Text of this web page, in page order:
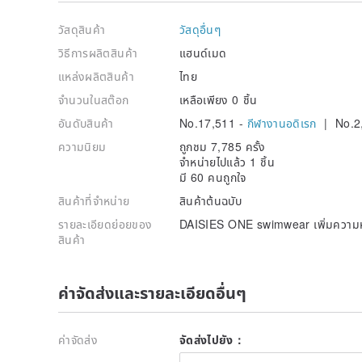
วัสดุสินค้า
วัสดุอื่นๆ
วิธีการผลิตสินค้า
แฮนด์เมด
แหล่งผลิตสินค้า
ไทย
จำนวนในสต๊อก
เหลือเพียง 0 ชิ้น
อันดับสินค้า
No.17,511 - กีฬางานอดิเรก |
ความนิยม
ถูกชม 7,785 ครั้ง
จำหน่ายไปแล้ว 1 ชิ้น
มี 60 คนถูกใจ
สินค้าที่จำหน่าย
สินค้าต้นฉบับ
รายละเอียดย่อยของ
สินค้า
DAISIES ONE swimwear เพิ่มควา
ค่าจัดส่งและรายละเอียดอื่นๆ
ค่าจัดส่ง จัดส่งไปยัง：